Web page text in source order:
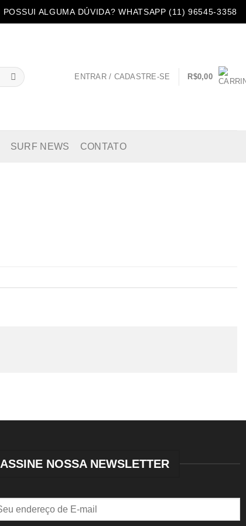
POSSUI ALGUMA DÚVIDA? WHATSAPP (11) 96545-3358
ENTRAR / CADASTRE-SE R$0,00
SURF NEWS CONTATO
ASSINE NOSSA NEWSLETTER